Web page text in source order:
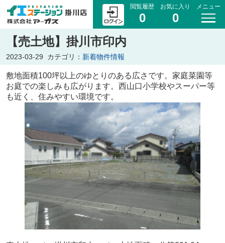
閲覧履歴
0
お気に入り
0
メニュー
【売土地】掛川市印内
2023-03-29 カテゴリ： 新着物件情報
敷地面積100坪以上のゆとりのある広さです。家庭菜園等
お庭での楽しみも広がります。西山口小学校やスーパー等
も近く、住みやすい環境です。